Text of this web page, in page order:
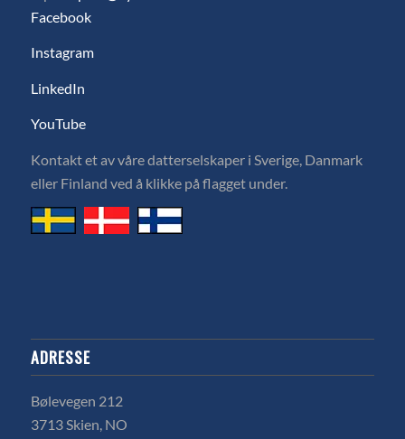
Facebook
Instagram
LinkedIn
YouTube
Kontakt et av våre datterselskaper i Sverige, Danmark
eller Finland ved å klikke på flagget under.
ADRESSE
Bølevegen 212
3713 Skien, NO